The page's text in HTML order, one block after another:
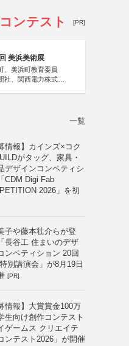
ンテスト [PR]
美浜美術展
、美浜町教育委員
社、関西電力株式会
一覧
情報】カインズ×コク
がタッグ、家具・
デザインコンペティシ
CDM Digi Fab
2026」を初
子や藤本壮介らが登
長谷工 住まいのデザ
ンペティション 20回
別講演会」が8月19日
[PR]
情報】大賞賞金100万
生向け創作コンテスト
ゲームス クリエイテ
ンテスト2026」が開催